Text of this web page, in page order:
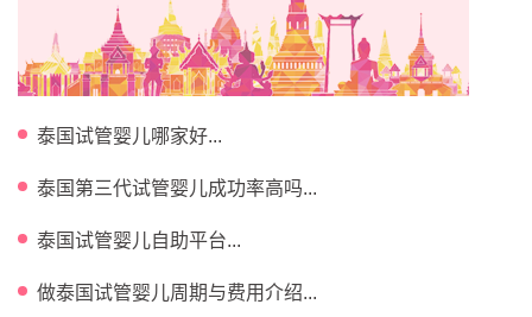
泰国试管婴儿哪家好...
泰国第三代试管婴儿成功率高吗...
泰国试管婴儿自助平台...
做泰国试管婴儿周期与费用介绍...